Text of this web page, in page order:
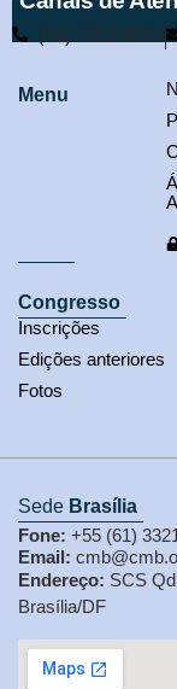
(61) 3321-9563
Menu
Congresso
Inscrições
Edições anteriores
Fotos
Sede Brasília
Fone: +55 (61)
Email:
Endereço: SCS
Brasília/DF